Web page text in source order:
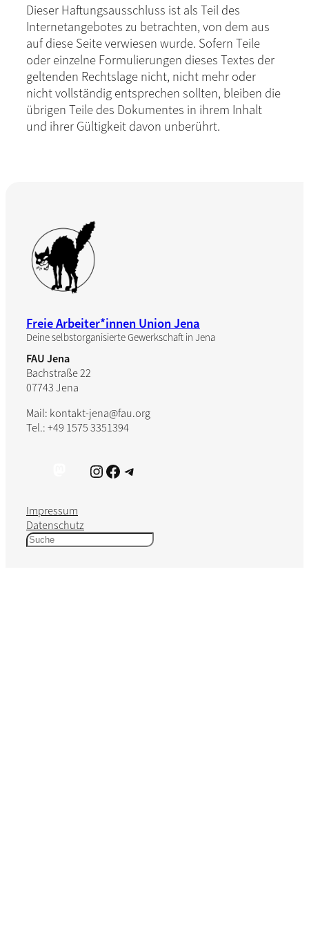
Dieser Haftungsausschluss ist als Teil des
Internetangebotes zu betrachten, von dem aus
auf diese Seite verwiesen wurde. Sofern Teile
oder einzelne Formulierungen dieses Textes der
geltenden Rechtslage nicht, nicht mehr oder
nicht vollständig entsprechen sollten, bleiben die
übrigen Teile des Dokumentes in ihrem Inhalt
und ihrer Gültigkeit davon unberührt.
Freie Arbeiter*innen Union Jena
Deine selbstorganisierte Gewerkschaft in Jena
FAU Jena
Bachstraße 22
07743 Jena
Mail: kontakt-jena@fau.org
Tel.: +49 1575 3351394
Instagram Facebook Telegram
Impressum
Datenschutz
S